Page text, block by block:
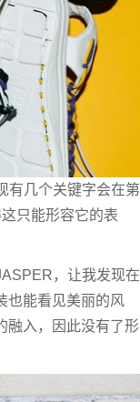
有几个关键字会在第
只能形容它的表
，让我发现在
也能看见美丽的风
融入，因此没有了形